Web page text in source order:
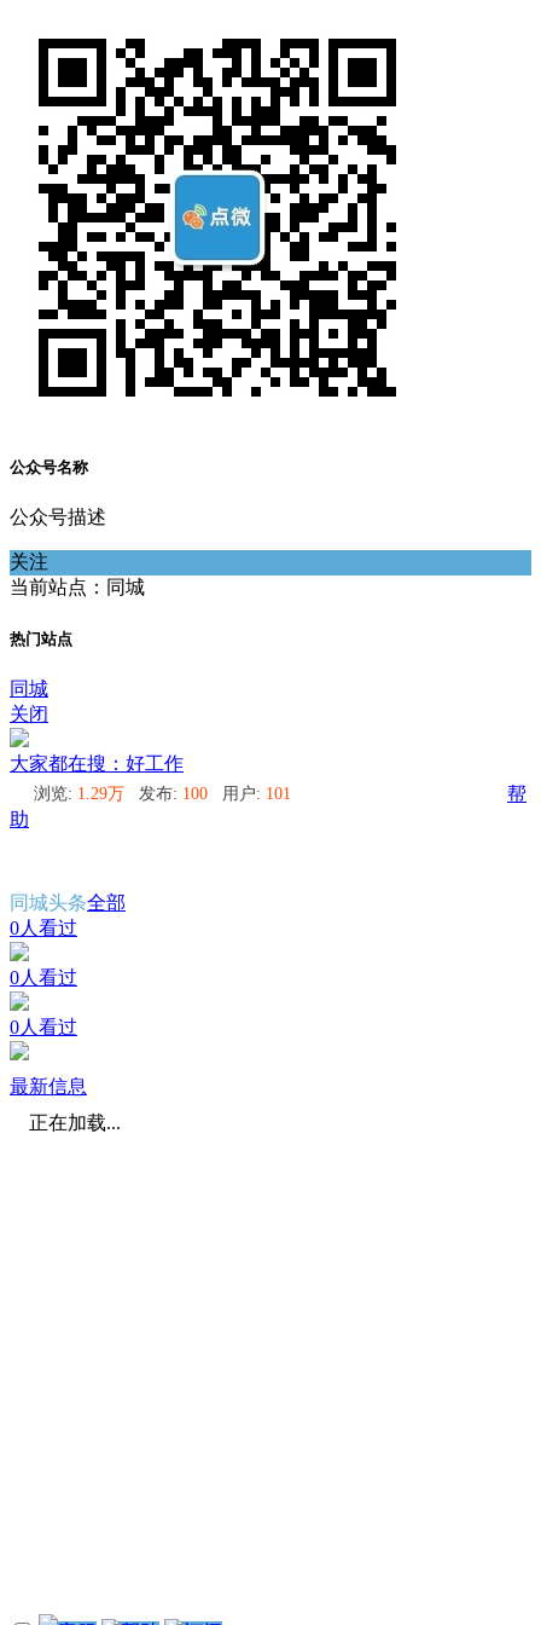
公众号名称
公众号描述
关注
当前站点：同城
热门站点
同城
关闭
大家都在搜：好工作
浏览: 1.29万 发布: 100 用户: 101
帮
助
同城头条全部
0人看过
0人看过
0人看过
最新信息
正在加载...